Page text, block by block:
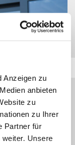
Anzeigen zu
anbieten
zu
zu Ihrer
Partner für
Unsere
UNSERER